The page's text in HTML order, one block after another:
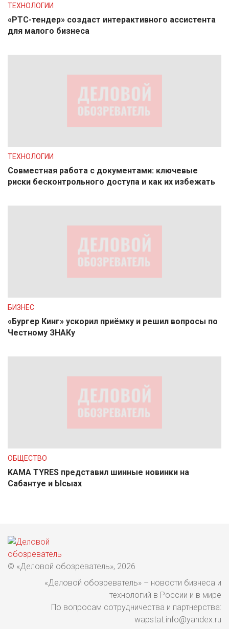
ТЕХНОЛОГИИ
«РТС-тендер» создаст интерактивного ассистента
для малого бизнеса
ТЕХНОЛОГИИ
Совместная работа с документами: ключевые
риски бесконтрольного доступа и как их избежать
БИЗНЕС
«Бургер Кинг» ускорил приёмку и решил вопросы по
Честному ЗНАКу
ОБЩЕСТВО
KAMA TYRES представил шинные новинки на
Сабантуе и Ысыах
© «Деловой обозреватель», 2026
«Деловой обозреватель» – новости бизнеса и
технологий в России и в мире
По вопросам сотрудничества и партнерства:
wapstat.info@yandex.ru